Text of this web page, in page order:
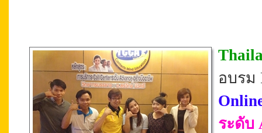
อบรม
ระดับ